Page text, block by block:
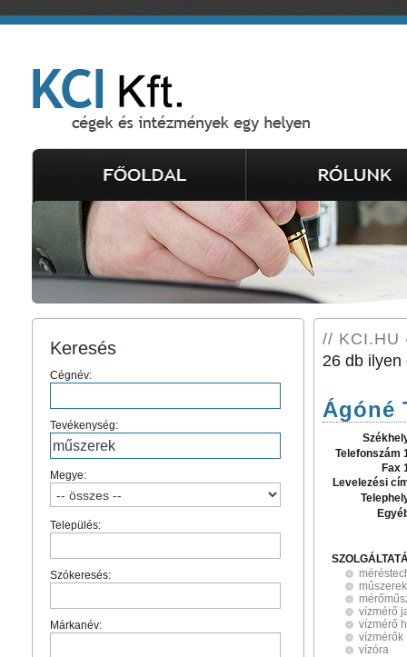
Keresés
Cégnév:
Tevékenység:
Megye:
Település:
Szókeresés:
Márkanév:
// KCI.HU
26 db ilyen
Ágóné
Telefonszám
Fax
Levelezési
műszerek
vízmérő
vízmérő
vízmérők
vízóra